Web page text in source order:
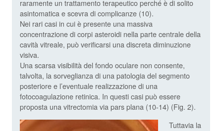
raramente un trattamento terapeutico perché è di solito
asintomatica e scevra di complicanze (10).
Nei rari casi in cui è presente una massiva
concentrazione di corpi asteroidi nella parte centrale della
cavità vitreale, può verificarsi una discreta diminuzione
visiva.
Una scarsa visibilità del fondo oculare non consente,
talvolta, la sorveglianza di una patologia del segmento
posteriore e l’eventuale realizzazione di una
fotocoagulazione retinica. In questi casi può essere
proposta una vitrectomia via pars plana (10-14) (Fig. 2).
Tuttavia la